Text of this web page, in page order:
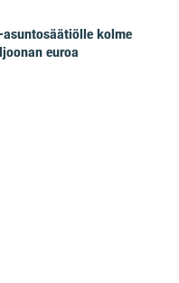
kolme
euroa